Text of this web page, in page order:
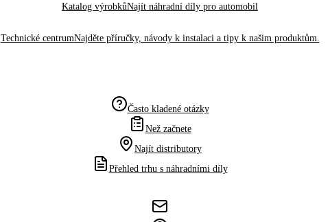
Katalog výrobkůNajít náhradní díly pro automobil
Technické centrumNajděte příručky, návody k instalaci a tipy k našim produktům.
Často kladené otázky
Než začnete
Najít distributory
Přehled trhu s náhradními díly